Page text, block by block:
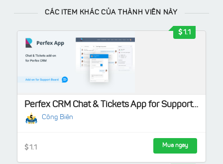
CÁC ITEM KHÁC CỦA THÀNH VIÊN NÀY
Perfex CRM Chat & Tickets App for Support Board
Công Biên
1.1 Mua ngay
1.1